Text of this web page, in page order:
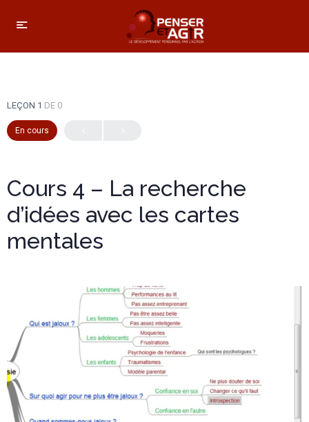
LEÇON 1 DE 0
En cours
Cours 4 – La recherche
d’idées avec les cartes
mentales